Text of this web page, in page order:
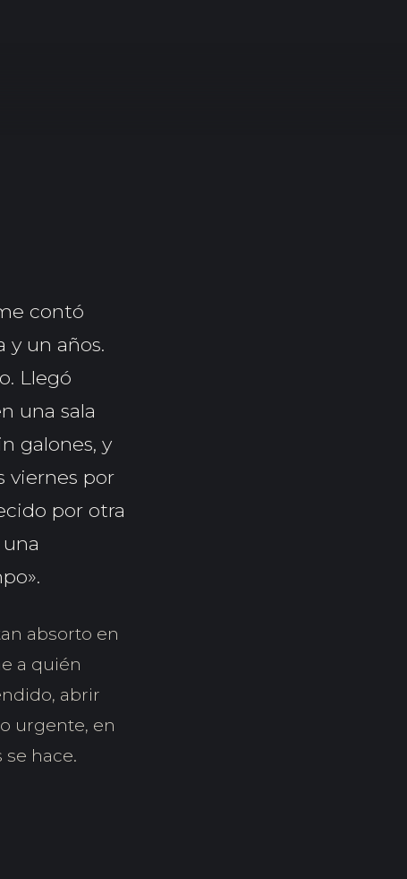
contó
un años.
Llegó
una sala
galones, y
viernes por
por otra
absorto en
a quién
abrir
urgente, en
hace.